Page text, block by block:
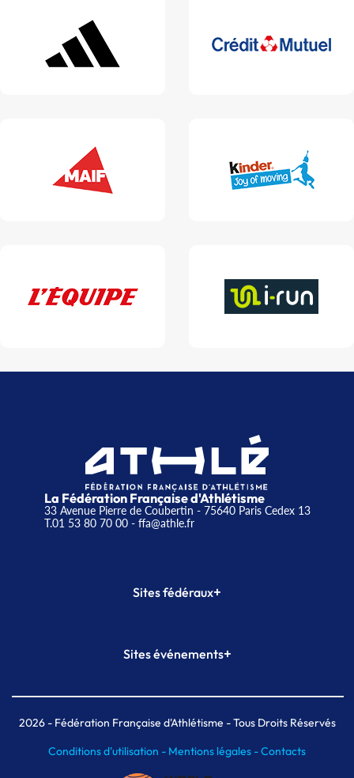
La Fédération Française d'Athlétisme
33 Avenue Pierre de Coubertin - 75640 Paris Cedex 13
T.01 53 80 70 00- ffa@athle.fr
Sites fédéraux+
Plateforme Formation
Sites événements+
Meeting de Paris indoor
MAIF Ekiden de Paris
2026- Fédération Française d'Athlétisme - Tous Droits Réservés
Conditions d'utilisation - Mentions légales -Contacts